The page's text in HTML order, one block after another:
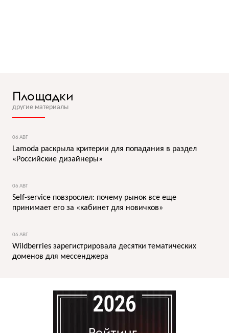
Площадки
другие материалы
06 АВГ
Lamoda раскрыла критерии для попадания в раздел
«Российские дизайнеры»
06 АВГ
Self-service повзрослел: почему рынок все еще
принимает его за «кабинет для новичков»
06 АВГ
Wildberries зарегистрировала десятки тематических
доменов для мессенджера